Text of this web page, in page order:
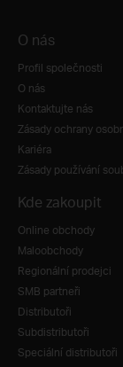
O nás
Profil společnosti
O nás
Kontaktujte nás
Zásady ochrany
Kariéra
Zásady používání
Kde zakoupit
Online obchody
Maloobchody
Regionální prodejci
SMB partneři
Distributoři
Subdistributoři
Speciální distributoři